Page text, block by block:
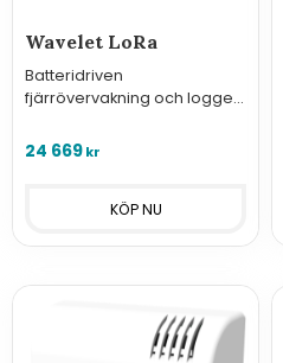
Wavelet LoRa
Batteridriven
fjärrövervakning och logger
seriella och digitala givare
24 669kr